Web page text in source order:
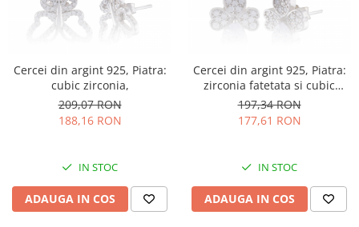
Cercei din argint 925, Piatra:
cubic zirconia,
209,07 RON
188,16 RON
IN STOC
ADAUGA IN COS
Cercei din argint 925, Piatra:
zirconia fatetata si cubic
zirconia, Culoare :
transparenta ,
197,34 RON
177,61 RON
IN STOC
ADAUGA IN COS